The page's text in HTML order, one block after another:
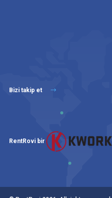
Bizi takip et
RentRovi bir